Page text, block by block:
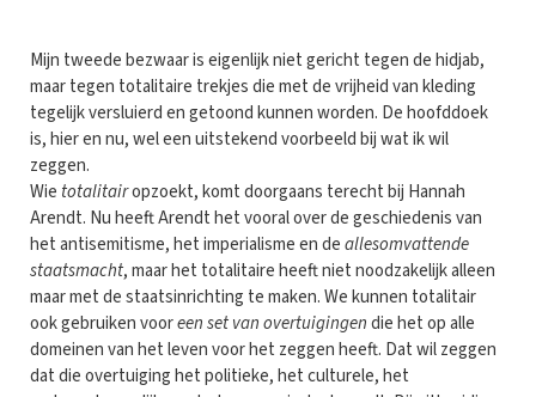
Mijn tweede bezwaar is eigenlijk niet gericht tegen de hidjab,
maar tegen totalitaire trekjes die met de vrijheid van kleding
tegelijk versluierd en getoond kunnen worden. De hoofddoek
is, hier en nu, wel een uitstekend voorbeeld bij wat ik wil
zeggen.
Wie totalitairopzoekt, komt doorgaans terecht bij Hannah
Arendt. Nu heeft Arendt het vooral over de geschiedenis van
het antisemitisme, het imperialisme en deallesomvattende
staatsmacht, maar het totalitaire heeft niet noodzakelijk alleen
maar met de staatsinrichting te maken. We kunnen totalitair
ook gebruiken vooreen set van overtuigingendie het op alle
domeinen van het leven voor het zeggen heeft. Dat wil zeggen
dat die overtuiging het politieke, het culturele, het